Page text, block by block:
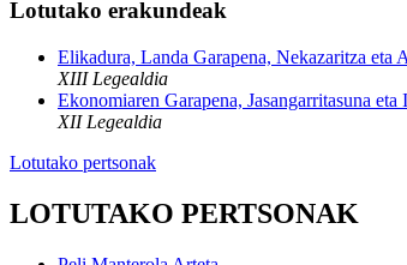
Lotutako erakundeak
Elikadura, Landa Garapena, Nekazaritza eta
XIII Legealdia
Ekonomiaren Garapena, Jasangarritasuna eta
XII Legealdia
Lotutako pertsonak
LOTUTAKO PERTSONAK